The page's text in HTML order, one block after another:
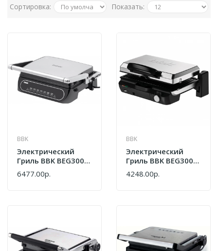
Сортировка:
Показать:
BBK
Электрический
Гриль BBK BEG3001
Черный/металлик
6477.00р.
BBK
Электрический
Гриль BBK BEG3002
Черный/металлик
4248.00р.